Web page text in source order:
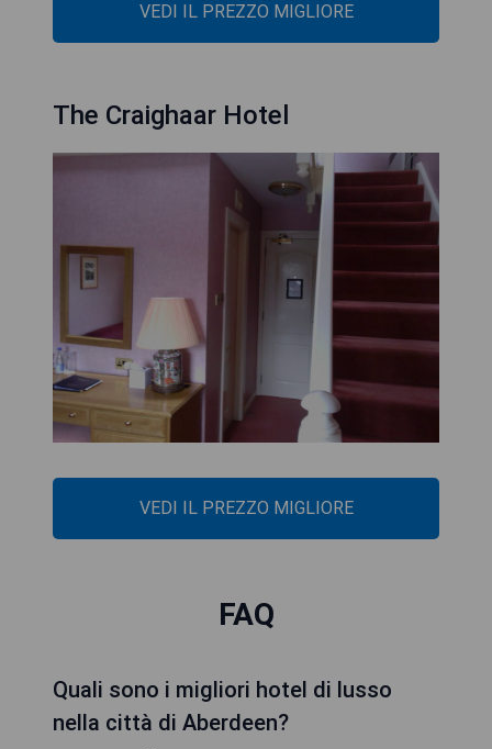
VEDI IL PREZZO MIGLIORE
The Craighaar Hotel
VEDI IL PREZZO MIGLIORE
FAQ
Quali sono i migliori hotel di lusso
nella città di Aberdeen?